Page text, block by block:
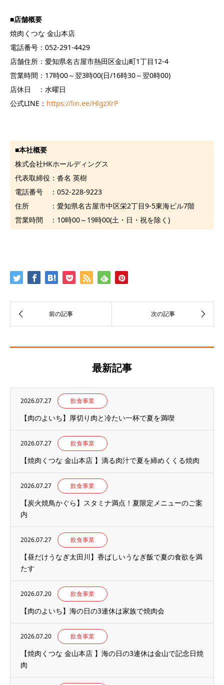
■店舗概要
焼肉くつな 金山本店
電話番号：052-291-4429
店舗住所：愛知県名古屋市熱田区金山町1丁目12-4
営業時間：17時00～翌3時00(日/16時30～翌0時00)
店休日 ：水曜日
公式LINE： https://lin.ee/HlgzXrP
■本社概要
株式会社HKホールディングス
代表取締役：沓名 英樹
電話番号 ：052-228-9223
住所 ：愛知県名古屋市中区栄2丁目9-5東海ビル7階
営業時間 ：10時00～19時00(土・日・祝を除く)
最新記事
2026.07.27 飲食事業
【肉のよいち】厚切り肉と冷たい一杯で夏を満喫
2026.07.27 飲食事業
【焼肉くつな 金山本店 】滴る肉汁で夏を締めくくる焼肉
2026.07.27 飲食事業
【炭火焼鳥かぐら】スタミナ満点！夏限定メニューのご案
内
2026.07.27 飲食事業
【昼だけうなぎ太田川】香ばしいうなぎ飯で夏の食欲を満
たす
2026.07.20 飲食事業
【肉のよいち】海の日の3連休は家族で焼肉会
2026.07.20 飲食事業
【焼肉くつな 金山本店 】海の日の3連休は金山で記念日焼
肉